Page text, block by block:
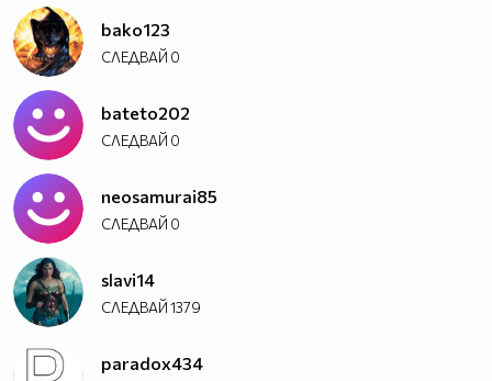
bako123
СЛЕДВАЙ 0
bateto202
СЛЕДВАЙ 0
neosamurai85
СЛЕДВАЙ 0
slavi14
СЛЕДВАЙ1379
paradox434